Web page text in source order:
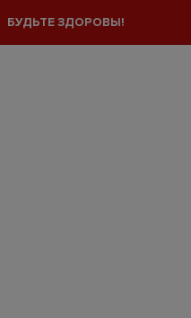
БУДЬТЕ ЗДОРОВЫ!